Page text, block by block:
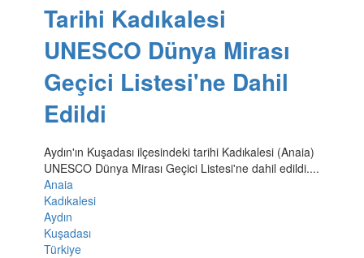
Tarihi Kadıkalesi
UNESCO Dünya Mirası
Geçici Listesi'ne Dahil
Edildi
Aydın'ın Kuşadası ilçesindeki tarihi Kadıkalesi (Anaia)
UNESCO Dünya Mirası Geçici Listesi'ne dahil edildi....
Anaia
Kadıkalesi
Aydın
Kuşadası
Türkiye